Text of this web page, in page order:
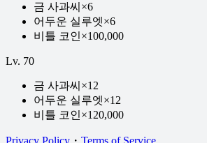
금 사과씨 ×6
어두운 실루엣×6
비틀 코인×100,000
Lv. 70
금 사과씨 ×12
어두운 실루엣×12
비틀 코인×120,000